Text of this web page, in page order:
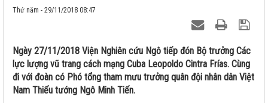
Thứ năm - 29/11/2018 08:47
Ngày 27/11/2018 Viện Nghiên cứu Ngô tiếp đón Bộ trưởng Các
lực lượng vũ trang cách mạng Cuba Leopoldo Cintra Frías. Cùng
đi với đoàn có Phó tổng tham mưu trưởng quân đội nhân dân Việt
Nam Thiếu tướng Ngô Minh Tiến.